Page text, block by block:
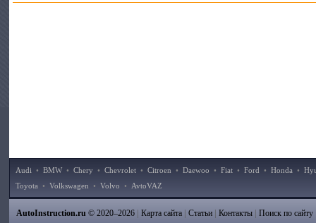
Audi • BMW • Chery • Chevrolet • Citroen • Daewoo • Fiat • Ford • Honda •
Toyota • Volkswagen • Volvo • AvtoVAZ
AutoInstruction.ru © 2020–2026 |Карта сайта |Статьи |Контакты |Поиск по сайту